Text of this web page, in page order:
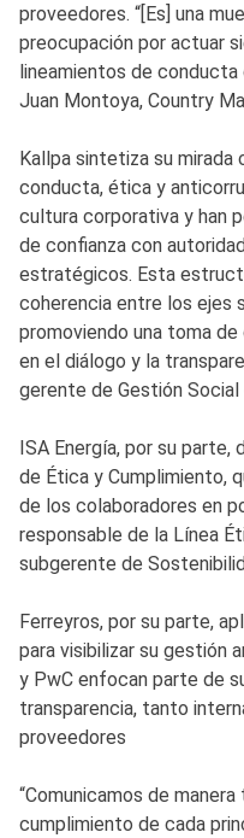
proveedores. “[Es] una
preocupación por actuar
lineamientos de
Juan Montoya, Country
Kallpa sintetiza su mirada
conducta, ética y
cultura corporativa y han
de confianza con
estratégicos. Esta
coherencia entre los ejes
promoviendo una toma
en el diálogo y la
gerente de Gestión Social
ISA Energía, por su parte,
de Ética y Cumplimiento,
de los colaboradores en
responsable de la Línea
subgerente de
Ferreyros, por su parte,
para visibilizar su gestión
y PwC enfocan parte de
transparencia, tanto
proveedores
“Comunicamos de
cumplimiento de cada